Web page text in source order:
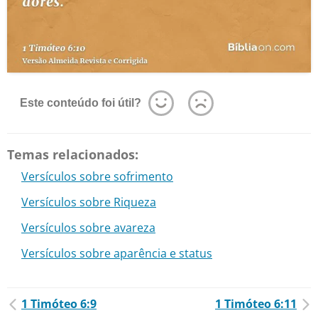
Este conteúdo foi útil?
Temas relacionados:
Versículos sobre sofrimento
Versículos sobre Riqueza
Versículos sobre avareza
Versículos sobre aparência e status
1 Timóteo 6:9 1 Timóteo 6:11